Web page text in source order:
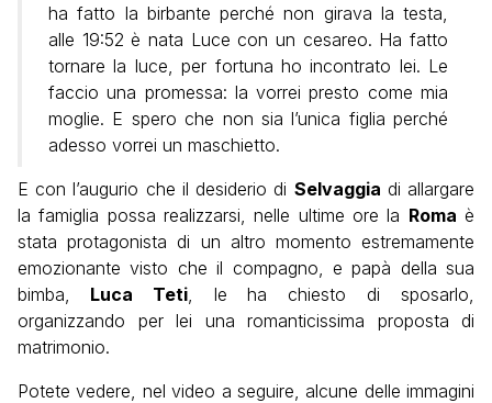
ha fatto la birbante perché non girava la testa,
alle 19:52 è nata Luce con un cesareo. Ha fatto
tornare la luce, per fortuna ho incontrato lei. Le
faccio una promessa: la vorrei presto come mia
moglie. E spero che non sia l’unica figlia perché
adesso vorrei un maschietto.
E con l’augurio che il desiderio di Selvaggia di allargare
la famiglia possa realizzarsi, nelle ultime ore la Roma è
stata protagonista di un altro momento estremamente
emozionante visto che il compagno, e papà della sua
bimba,
Luca Teti, le ha chiesto di sposarlo,
organizzando per lei una romanticissima proposta di
matrimonio.
Potete vedere, nel video a seguire, alcune delle immagini